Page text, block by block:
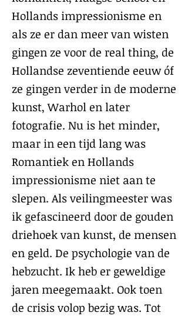
Hollands impressionisme en
als ze er dan meer van wisten
gingen ze voor de real thing, de
Hollandse zeventiende eeuw óf
ze gingen verder in de moderne
kunst, Warhol en later
fotografie. Nu is het minder,
maar in een tijd lang was
Romantiek en Hollands
impressionisme niet aan te
slepen. Als veilingmeester was
ik gefascineerd door de gouden
driehoek van kunst, de mensen
en geld. De psychologie van de
hebzucht. Ik heb er geweldige
jaren meegemaakt. Ook toen
de crisis volop bezig was. Tot